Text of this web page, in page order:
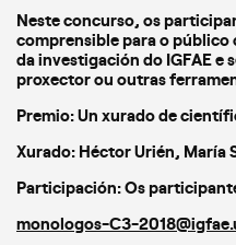
Neste concurso, os
comprensible para o
da investigación do IGFAE e
proxector ou outras
Premio: Un xurado de
Xurado: Héctor Urién, María
Participación: Os
monologos-C3-